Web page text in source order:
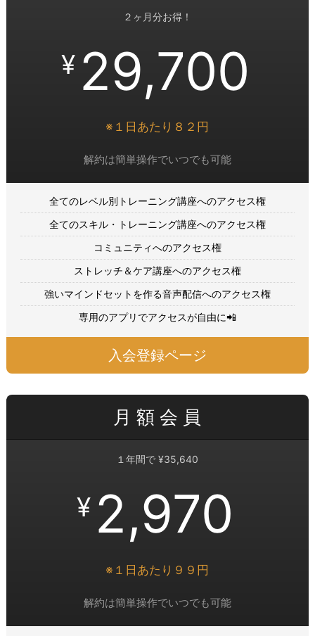
２ヶ月分お得！
¥ 29,700
※１日あたり８２円
解約は簡単操作でいつでも可能
全てのレベル別トレーニング講座へのアクセス権
全てのスキル・トレーニング講座へのアクセス権
コミュニティへのアクセス権
ストレッチ＆ケア講座へのアクセス権
強いマインドセットを作る音声配信へのアクセス権
専用のアプリでアクセスが自由に📲
入会登録ページ
月 額 会 員
１年間で ¥35,640
¥ 2,970
※１日あたり９９円
解約は簡単操作でいつでも可能